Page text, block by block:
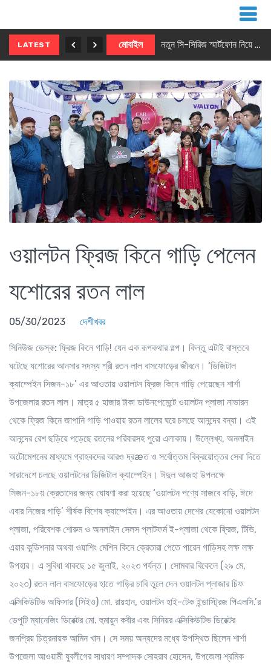
LATEST মোবাইল নতুন সি-সিরিজ স্মার্টফোন নিয়ে আসছে রিয়েলমি
ওয়ালটন ফ্রিজ কিনে গাড়ি পেলেন
যশোরের রতন লাল
05/30/2023 দেশীখবর
সিনিউজ ডেস্ক: ফ্রিজ কিনে গাড়ি! যেন এক রূপকথার গল্প। কিন্তু এটাই বাস্তবে
ঘটেছে যশোরের আনসার সদস্য শ্রী রতন লাল বাসফোড়ের জীবনে। ‘ডিজিটাল
ক্যাম্পেইন সিজন-১৮’ এর আওতায় ওয়ালটন ফ্রিজ কিনে গাড়ি পেয়েছেন শার্শা
উপজেলার রতন লাল। মাত্র ৫ হাজার টাকা ডাউনপেমেন্টে ওয়ালটন প্লাজা নাভারন
থেকে ফ্রিজ কিনে জাপানি গাড়ি পাওয়ায় রতন লালের ঘরে চলছে আনন্দের বন্যা। এই
আনন্দের রেশ ছড়িয়ে পড়েছে রতনের পরিবারসহ পুরো এলাকায়। উল্লেখ্য, অনলাইন
অটোমেশনের মাধ্যমে গ্রাহকদের আরও দ্রæত ও সর্বোত্তম বিক্রয়োত্তর সেবা দিতে
সারাদেশে চলছে ওয়ালটনের ডিজিটাল ক্যাম্পেইন। ঈদুল আজহা উপলক্ষে
সিজন-১৮য় ক্রেতাদের জন্য ঘোষণা করা হয়েছে ‘ওয়ালটন পণ্যে সাজবে বাড়ি, ঈদে
এবার নিজের গাড়ি’ শীর্ষক বিশেষ ক্যাম্পেইন। এর আওতায় দেশের যেকোনো ওয়ালটন
প্লাজা, পরিবেশক শোরুম ও অনলাইন সেলস প্লাটফর্ম ই-প্লাজা থেকে ফ্রিজ, টিভি,
এয়ার কন্ডিশনার অথবা ওয়াশিং মেশিন কিনে ক্রেতারা পেতে পারেন গাড়িসহ লক্ষ লক্ষ
উপহার। এ সুবিধা থাকছে ১৫ জুলাই, ২০২৩ পর্যন্ত। সোমবার বিকেলে (২৯ মে,
২০২৩) রতন লাল বাসফোড়ের হাতে গাড়ির চাবি তুলে দেন ওয়ালটন প্লাজার চিফ
এক্সিকিউটিভ অফিসার (সিইও) মো. রায়হান, ওয়ালটন হাই-টেক ইন্ডাস্ট্রিজ পিএলসি.’র
ডেপুটি ম্যানেজিং ডিরেক্টর মো. হুমায়ুন কবীর এবং সিনিয়র এক্সিকিউটিভ ডিরেক্টর
জনপ্রিয় চিত্রনায়ক আমিন খান। সে সময় অন্যদের মধ্যে উপস্থিত ছিলেন শার্শা
উপজেলা আওয়ামী যুবলীগের সাধারণ সম্পাদক সোহরাব হোসেন, উপজেলা শ্রমিক